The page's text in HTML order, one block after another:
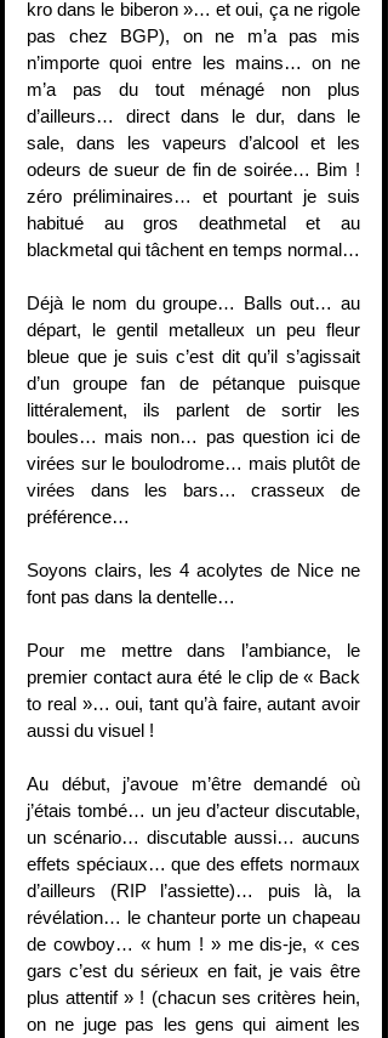
kro dans le biberon »… et oui, ça ne rigole
pas chez BGP), on ne m’a pas mis
n’importe quoi entre les mains… on ne
m’a pas du tout ménagé non plus
d’ailleurs… direct dans le dur, dans le
sale, dans les vapeurs d’alcool et les
odeurs de sueur de fin de soirée… Bim !
zéro préliminaires… et pourtant je suis
habitué au gros deathmetal et au
blackmetal qui tâchent en temps normal…
Déjà le nom du groupe… Balls out… au
départ, le gentil metalleux un peu fleur
bleue que je suis c’est dit qu’il s’agissait
d’un groupe fan de pétanque puisque
littéralement, ils parlent de sortir les
boules… mais non… pas question ici de
virées sur le boulodrome… mais plutôt de
virées dans les bars… crasseux de
préférence…
Soyons clairs, les 4 acolytes de Nice ne
font pas dans la dentelle…
Pour me mettre dans l’ambiance, le
premier contact aura été le clip de « Back
to real »… oui, tant qu’à faire, autant avoir
aussi du visuel !
Au début, j’avoue m’être demandé où
j’étais tombé… un jeu d’acteur discutable,
un scénario… discutable aussi… aucuns
effets spéciaux… que des effets normaux
d’ailleurs (RIP l’assiette)… puis là, la
révélation… le chanteur porte un chapeau
de cowboy… « hum ! » me dis-je, « ces
gars c’est du sérieux en fait, je vais être
plus attentif » ! (chacun ses critères hein,
on ne juge pas les gens qui aiment les